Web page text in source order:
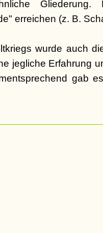
Gliederung.
erreichen (z. B.
wurde auch
jegliche Erfahrung
gab